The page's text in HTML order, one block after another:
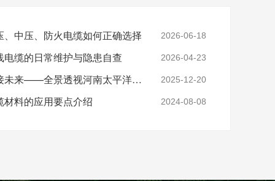
中压、防火电缆如何正确选择 2026-06-18
缆的日常维护与隐患自查 2026-04-23
实力铸就信任，匠心连接未来——全景透视河南太平洋电缆厂 2025-12-20
料的应用要点介绍 2024-08-08